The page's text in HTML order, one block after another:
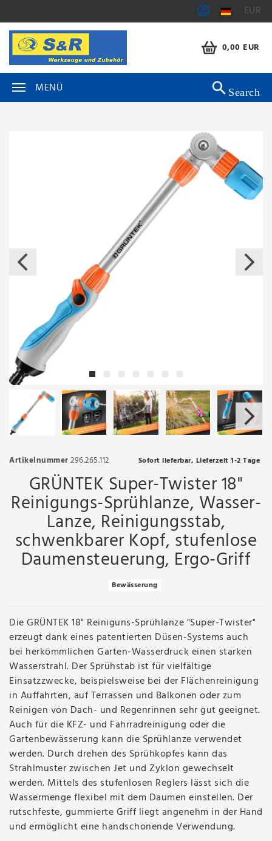
EUR
0,00 EUR
MENÜ Search
Artikelnummer296.265.112 Sofort lieferbar, Lieferzeit 1-2 Tage
GRÜNTEK Super-Twister 18"
Reinigungs-Sprühlanze, Wasser-
Lanze, Reinigungsstab,
schwenkbarer Kopf, stufenlose
Daumensteuerung, Ergo-Griff
Bewässerung
Die GRÜNTEK 18" Reiniguns-Sprühlanze "Super-Twister"
erzeugt dank eines patentierten Düsen-Systems auch
bei herkömmlichen Garten-Wasserdruck einen starken
Wasserstrahl. Der Sprühstab ist für vielfältige
Einsatzzwecke, beispielsweise bei der Flächenreinigung
in Auffahrten, auf Terrassen und Balkonen oder zum
Reinigen von Dach- und Regenrinnen sehr gut geeignet.
Auch für die KFZ- und Fahrradreinigung oder die
Gartenbewässerung kann die Sprühlanze verwendet
werden. Durch drehen des Sprühkopfes kann das
Strahlmuster zwischen Jet und Zyklon gewechselt
werden. Mittels des stufenlosen Reglers lässt sich die
Wassermenge flexibel mit dem Daumen einstellen. Der
rutschfeste, gummierte Griff liegt angenehm in der Hand
und ermöglicht eine handschonende Verwendung.